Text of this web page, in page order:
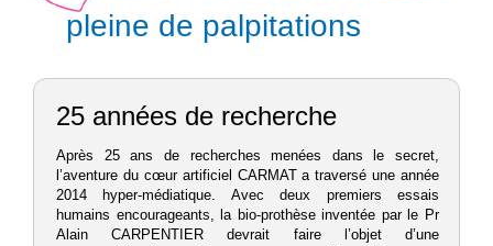
pleine de palpitations
25 années de recherche
Après 25 ans de recherches menées dans le secret,
l’aventure du cœur artificiel CARMAT a traversé une année
2014 hyper-médiatique. Avec deux premiers essais
humains encourageants, la bio-prothèse inventée par le Pr
Alain CARPENTIER devrait faire l’objet d’une